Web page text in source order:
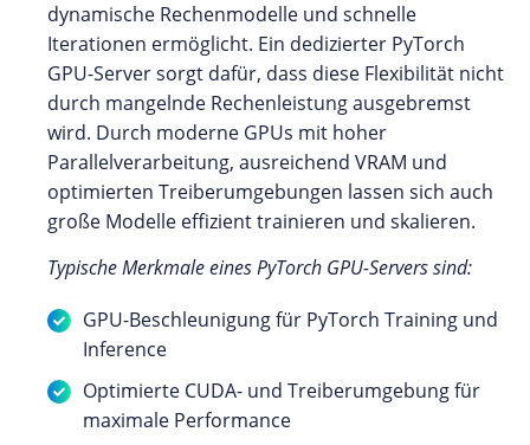
dynamische Rechenmodelle und schnelle
Iterationen ermöglicht. Ein dedizierter PyTorch
GPU-Server sorgt dafür, dass diese Flexibilität nicht
durch mangelnde Rechenleistung ausgebremst
wird. Durch moderne GPUs mit hoher
Parallelverarbeitung, ausreichend VRAM und
optimierten Treiberumgebungen lassen sich auch
große Modelle effizient trainieren und skalieren.
Typische Merkmale eines PyTorch GPU-Servers sind:
GPU-Beschleunigung für PyTorch Training und
Inference
Optimierte CUDA- und Treiberumgebung für
maximale Performance